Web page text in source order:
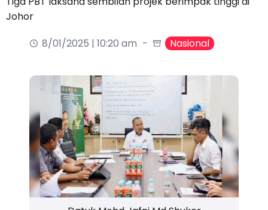
Johor
8/01/2025 | 10:20 am
Nasional